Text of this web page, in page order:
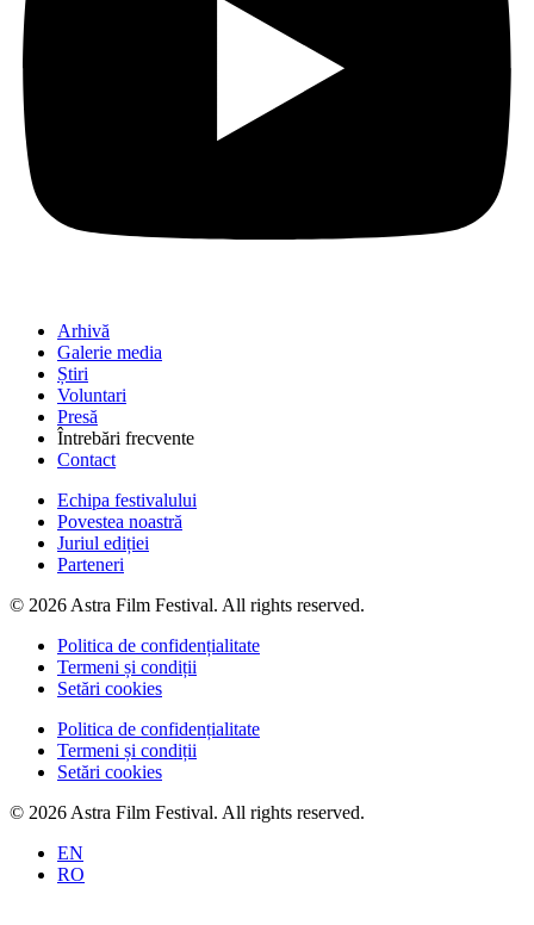
Arhivă
Galerie media
Știri
Voluntari
Presă
Întrebări frecvente
Contact
Echipa festivalului
Povestea noastră
Juriul ediției
Parteneri
© 2026 Astra Film Festival. All rights reserved.
Politica de confidențialitate
Termeni și condiții
Setări cookies
Politica de confidențialitate
Termeni și condiții
Setări cookies
© 2026 Astra Film Festival. All rights reserved.
EN
RO